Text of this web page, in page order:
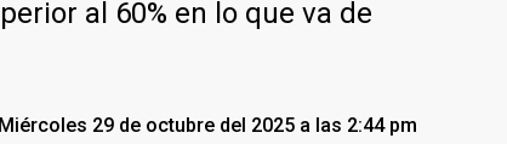
al 60% en lo que va de
Miércoles 29 de octubre del 2025 a las 2:44 pm